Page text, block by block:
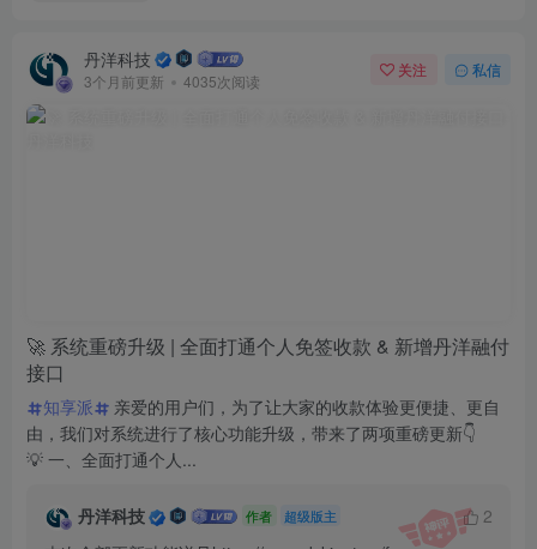
丹洋科技
3个月前更新 4035次阅读
关注 私信
🚀 系统重磅升级 | 全面打通个人免签收款 & 新增丹洋融付
接口
知享派
亲爱的用户们，为了让大家的收款体验更便捷、更自
由，我们对系统进行了核心功能升级，带来了两项重磅更新👇
💡 一、全面打通个人...
丹洋科技 作者 超级版主
2